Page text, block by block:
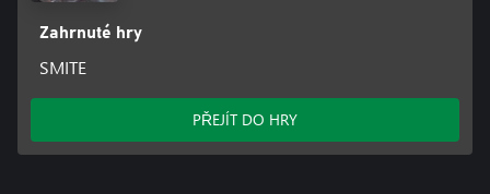
Zahrnuté hry
SMITE
PŘEJÍT DO HRY